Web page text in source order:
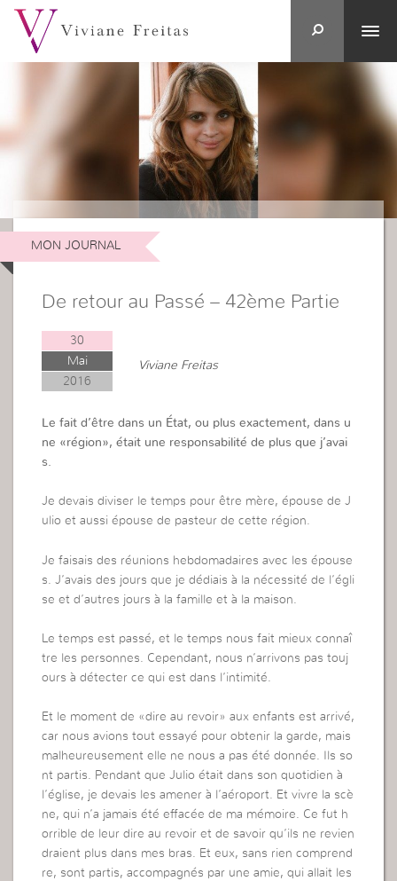
MON JOURNAL
De retour au Passé – 42ème Partie
30
Mai
2016
Viviane Freitas
Le fait d’être dans un État, ou plus exactement, dans u
ne «région», était une responsabilité de plus que j’avai
s.
Je devais diviser le temps pour être mère, épouse de J
ulio et aussi épouse de pasteur de cette région.
Je faisais des réunions hebdomadaires avec les épouse
s. J’avais des jours que je dédiais à la nécessité de l’égli
se et d’autres jours à la famille et à la maison.
Le temps est passé, et le temps nous fait mieux connaî
tre les personnes. Cependant, nous n’arrivons pas touj
ours à détecter ce qui est dans l’intimité.
Et le moment de «dire au revoir» aux enfants est arrivé,
car nous avions tout essayé pour obtenir la garde, mais
malheureusement elle ne nous a pas été donnée. Ils so
nt partis. Pendant que Julio était dans son quotidien à
l’église, je devais les amener à l’aéroport. Et vivre la scè
ne, qui n’a jamais été effacée de ma mémoire. Ce fut h
orrible de leur dire au revoir et de savoir qu’ils ne revien
draient plus dans mes bras. Et eux, sans rien comprend
re, sont partis, accompagnés par une amie, qui allait les